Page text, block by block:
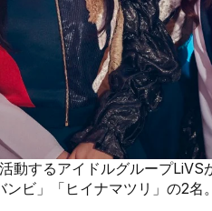
動するアイドルグループLiVS
ビ」「ヒイナマツリ」の2